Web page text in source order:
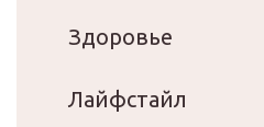
Здоровье
Лайфстайл